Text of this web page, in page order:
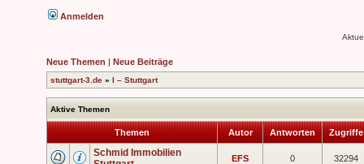
Anmelden
Neue Themen | Neue Beiträge
stuttgart-3.de » I – Stuttgart
Aktive Themen
Themen Autor Antworten
Schmid Immobilien
EFS 0 32294